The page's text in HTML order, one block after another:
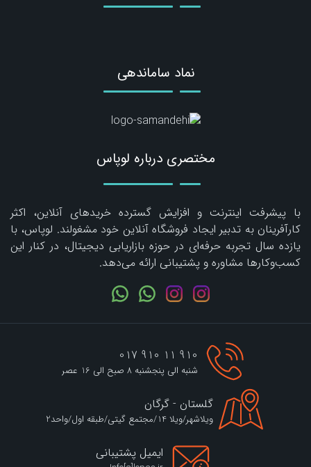
مختصری درباره لوپاس
با پیشرفت اینترنت و افزایش گسترده خریدهای آنلاین، اکثر
کارآفرینان به تدبیر ایجاد فروشگاه آنلاین خود مشغولند. لوپاس، با
یازده سال تجربه حرفه‌ای در حوزه بازاریابی دیجیتال، در کنار این
کسب‌وکارها مشاوره و پشتیبانی ارائه می‌دهد.
نماد ساماندهی
910 11 910 017
شنبه الی پنجشنبه 8 صبح الی 16 عصر
گلستان - گرگان
ویلاشهر/ویلا 14/مجتمع گیتی/طبقه اول/واحد2
ایمیل پشتیبانی